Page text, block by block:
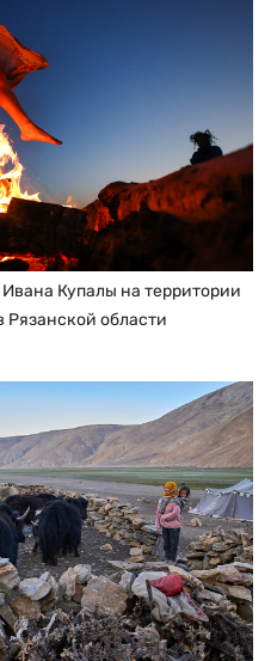
Купалы на территории
области